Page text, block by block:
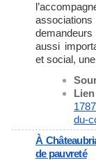
aussi
et social,
du-
À
de pauvreté